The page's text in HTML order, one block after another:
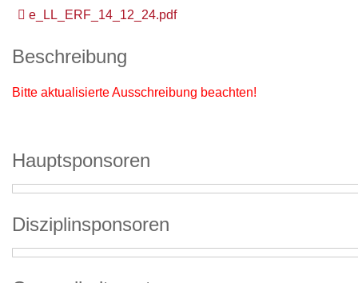
e_LL_ERF_14_12_24.pdf
Beschreibung
Bitte aktualisierte Ausschreibung beachten!
Hauptsponsoren
Disziplinsponsoren